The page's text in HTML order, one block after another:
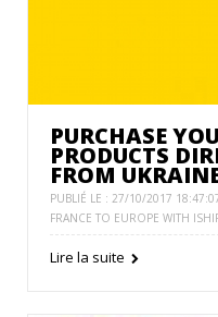
PURCHASE
PRODUCTS
FROM
PUBLIÉ LE : 27/10/2017
FRANCE TO EUROPE WITH
Lire la suite